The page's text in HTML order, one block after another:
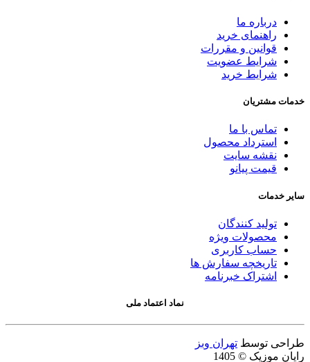
درباره ما
راهنمای خرید
قوانین و مقررات
شرایط عضویت
شرایط خرید
خدمات مشتریان
تماس با ما
استرداد محصول
نقشه سایت
قیمت پیانو
سایر خدمات
تولید کنندگان
محصولات ویژه
حساب کاربری
تاریخچه سفارش ها
اشتراک خبرنامه
نماد اعتماد ملی
طراحی توسط تهران وبز
رایان موزیک © 1405